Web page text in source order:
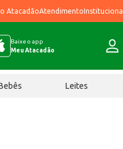
AtacadãoAtendimentoInstitucional
Baixe o app
Meu Atacadão
Leites